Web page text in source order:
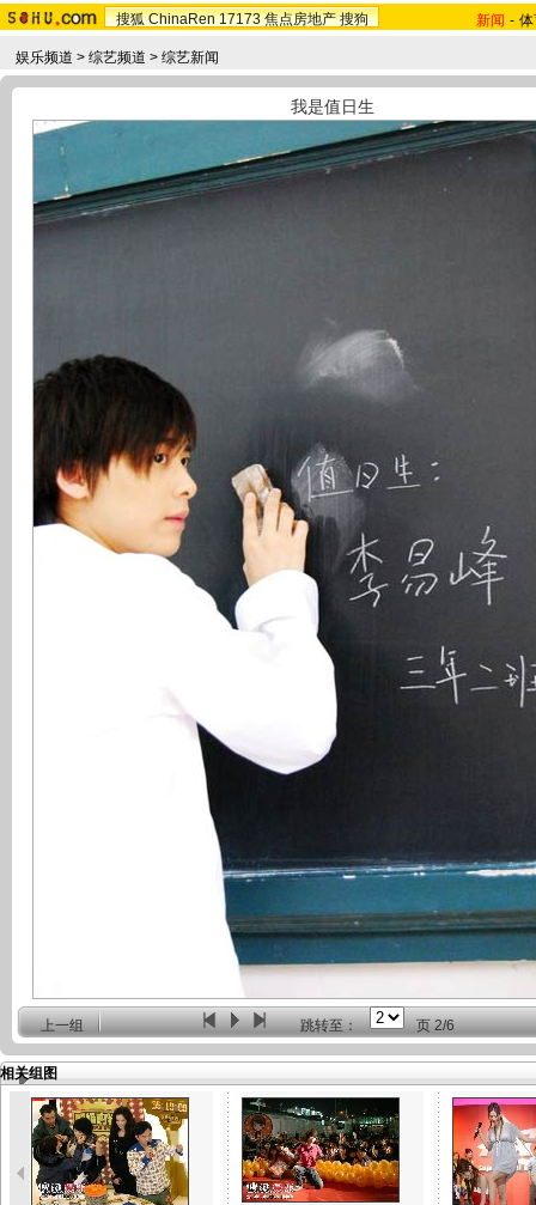
搜狐 ChinaRen 17173 焦点房地产 搜狗 新闻 -
娱乐频道 > 综艺频道 > 综艺新闻
我是值日生
上一组 跳转至： 页2/6
相关组图